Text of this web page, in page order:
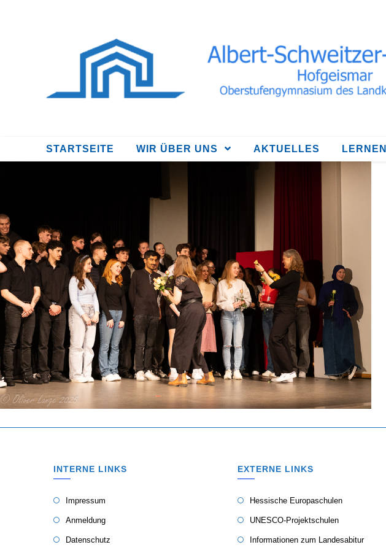
STARTSEITE WIR ÜBER UNS AKTUELLES LERNEN
INTERNE LINKS
Impressum
Anmeldung
Datenschutz
EXTERNE LINKS
Hessische Europaschulen
UNESCO-Projektschulen
Informationen zum Landesabitur